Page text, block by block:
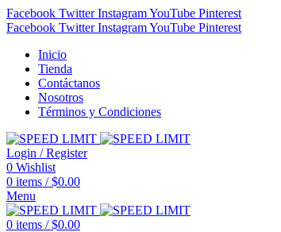
Facebook Twitter InstagramYouTube Pinterest
Facebook Twitter InstagramYouTube Pinterest
Inicio
Tienda
Contáctanos
Nosotros
Términos y Condiciones
Login / Register
0 Wishlist
0 items / $0.00
Menu
0 items / $0.00